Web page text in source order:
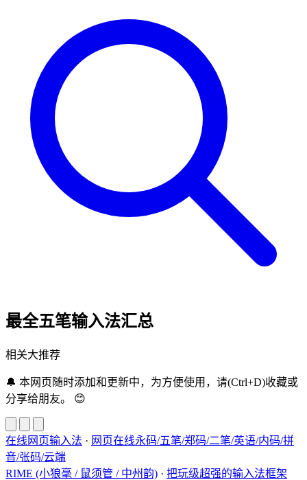
最全五笔输入法汇总
相关大推荐
🔔 本网页随时添加和更新中，为方便使用，请(Ctrl+D)收藏或
分享给朋友。 😊
在线网页输入法 · 网页在线永码/五笔/郑码/二笔/英语/内码/拼
音/张码/云端
RIME (小狼毫 / 鼠须管 / 中州韵) · 把玩级超强的输入法框架